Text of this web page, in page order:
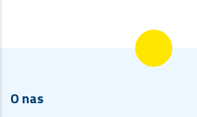
O nas